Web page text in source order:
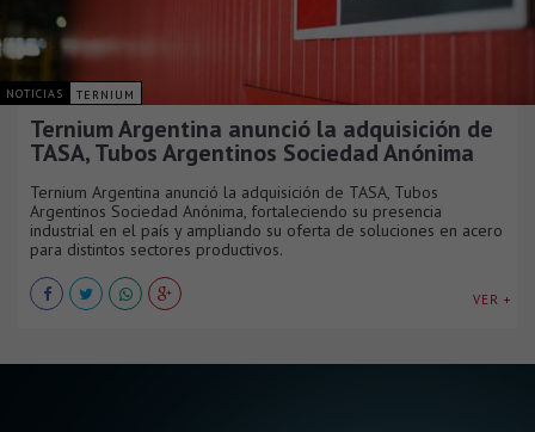
NOTICIAS TERNIUM
Ternium Argentina anunció la adquisición de
TASA, Tubos Argentinos Sociedad Anónima
Ternium Argentina anunció la adquisición de TASA, Tubos
Argentinos Sociedad Anónima, fortaleciendo su presencia
industrial en el país y ampliando su oferta de soluciones en acero
para distintos sectores productivos.
VER +